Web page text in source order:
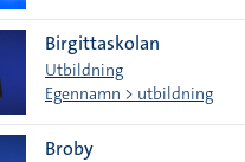
Birgittaskolan
Utbildning
Egennamn > utbildning
Broby